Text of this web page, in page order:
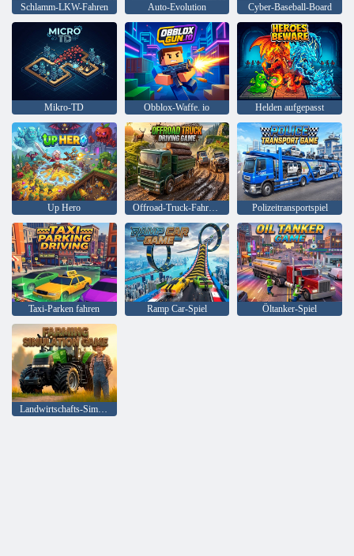
Schlamm-LKW-Fahren Auto-Evolution Cyber-Baseball-Board
Mikro-TD Obblox-Waffe. io Helden aufgepasst
Up Hero Offroad-Truck-Fahrspiel Polizeitransportspiel
Taxi-Parken fahren Ramp Car-Spiel Öltanker-Spiel
Landwirtschafts-Simulationsspiel